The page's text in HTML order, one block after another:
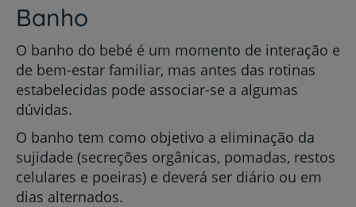
Banho
O banho do bebé é um momento de interação e
de bem-estar familiar, mas antes das rotinas
estabelecidas pode associar-se a algumas
dúvidas.
O banho tem como objetivo a eliminação da
sujidade (secreções orgânicas, pomadas, restos
celulares e poeiras) e deverá ser diário ou em
dias alternados.